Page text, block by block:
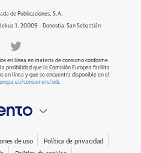
de Publicaciones, S.A.
1. 20009 - Donostia-San Sebastián
en línea en materia de consumo conforme
posibilidad que la Comisión Europea facilita
en línea y que se encuentra disponible en el
consumers/odr.
de uso
Política de privacidad